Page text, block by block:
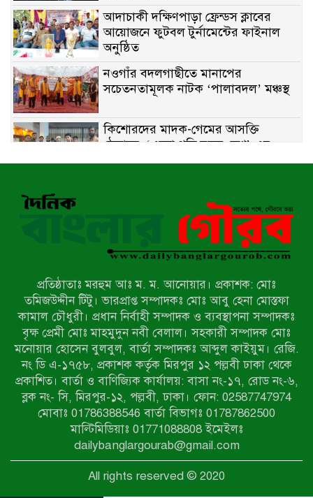
আদাচাকী দক্ষিণপাড়া ফ্রেন্ডস ক্লাবের
আয়োজনে ফুটবল টুর্নামেন্টের ফাইনাল
অনুষ্ঠিত
নওগাঁর বদলগাছীতে মানাপের
সচেতনতামূলক নাটক ‘পালাবদল’ মঞ্চস্থ
কিশোরদের মাদক-গেমের আসক্তি
ঠেকাতে, ‘এসো গড়ি নতুন দেশ’-এর
ফুটবল বিতরণ
নন্দীগ্রামে সরকারি খাস জমির রাস্তা দখল,
চলাচলে চরম দুর্ভোগ; ইউএনওর হস্তক্ষেপ
নাটোরের পাটুলে পানিতে ডুবে নন্দীগ্রামের
স্কুলছাত্রের মর্মান্তিক মৃত্যু
সেনাবাহিনীর চাকরি হারিয়ে ভুয়া ডিবি
পুলিশ পরিচয়ে চাঁদাবাজি, গণপিটুনির পর
কারাগারে প্রতারক।
বাঘার সাহিন সরকারের তিন ক্যাটাগরিতে
প্রথম স্থান অর্জন; সংস্কৃতি অঙ্গনেও রয়েছে
তাঁর বহুমুখী প্রতিভা!
আওয়ামী সন্ত্রাসীদের দ্রুত গ্রেফতার ও
বিচারের দাবিতে নীলফামারীতে বিক্ষোভ ও
প্রতিষ্ঠাতাঃ মরহুম আঃ ম. ম. আনোয়ার। প্রকাশক: মোঃ
তমিজউদ্দীন টিটু। ভারপ্রাপ্ত সম্পাদকঃ মোঃ আবু হেনা মোস্তফা
কামাল চৌধুরী। প্রধান নির্বাহী সম্পাদক ও ব্যবস্থাপনা সম্পাদকঃ
বৃক্ষ প্রেমী মোঃ মাহমুদুন নবী বেলাল। সহকারী সম্পাদক মোঃ
মনোয়ার হোসেন বুলবুল, বার্তা সম্পাদকঃ আব্দুল কাইয়ুম। রেজি.
নং ডি এ-১৭৫৮, প্রকাশক কর্তৃক মিরপুর ১২ পল্লবী ঢাকা থেকে
প্রকাশিত। বার্তা ও বাণিজ্যিক কার্যালয়: বাসা নং-১৭, রোড নং-৬,
ব্লক নং- সি, মিরপুর-১২, পল্লবী, ঢাকা। ফোন: 02587747974
মোবাঃ 01786388546 বার্তা বিভাগঃ 01787862500
মাল্টিমিডিয়াঃ 01771088808 ইমেইলঃ
dailybanglargourab@gmail.com
All rights reserved © 2020